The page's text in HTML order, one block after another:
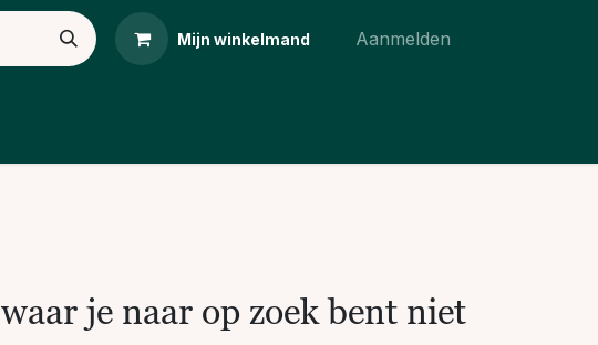
Mijn winkelmand Aanmelden
je naar op zoek bent niet